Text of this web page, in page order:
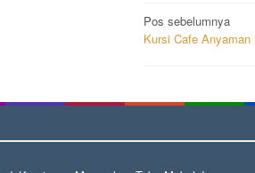
Navigasi
pos
Pos sebelumnya
Kursi Cafe